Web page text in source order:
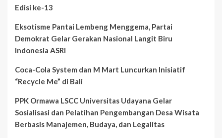
Edisi ke-13
Eksotisme Pantai Lembeng Menggema, Partai
Demokrat Gelar Gerakan Nasional Langit Biru
Indonesia ASRI
Coca-Cola System dan M Mart Luncurkan Inisiatif
“Recycle Me” di Bali
PPK Ormawa LSCC Universitas Udayana Gelar
Sosialisasi dan Pelatihan Pengembangan Desa Wisata
Berbasis Manajemen, Budaya, dan Legalitas